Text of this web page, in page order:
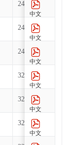
24
24
24
32
32
32
中文
中文
中文
中文
中文
中文